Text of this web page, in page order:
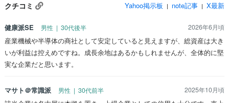
クチコミ Yahoo掲示板 | note記事 | X最新
健康派SE 男性 | 30代後半 2026年6月頃
産業機械や半導体の商社として安定していると見えますが、総資産は大き
いが利益は控えめですね。成長余地はあるかもしれませんが、全体的に堅
実な企業だと思います。
マサト＠常識派 男性 | 30代前半 2025年10月頃